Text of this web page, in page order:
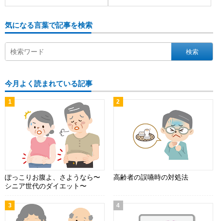
気になる言葉で記事を検索
今月よく読まれている記事
ぽっこりお腹よ、さようなら〜
シニア世代のダイエット〜
高齢者の誤嚥時の対処法